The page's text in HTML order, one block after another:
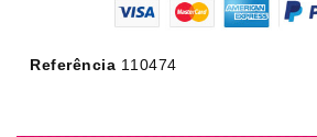
Referência 110474